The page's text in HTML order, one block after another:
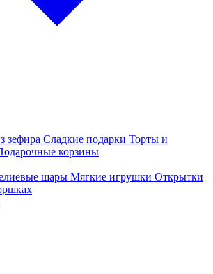
зефира Сладкие подарки Торты и
корзины
шары Мягкие игрушки Открытки